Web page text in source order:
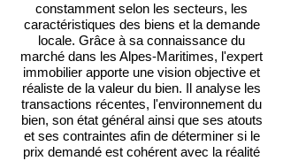
constamment selon les secteurs, les
caractéristiques des biens et la demande
locale. Grâce à sa connaissance du
marché dans les Alpes-Maritimes, l'expert
immobilier apporte une vision objective et
réaliste de la valeur du bien. Il analyse les
transactions récentes, l'environnement du
bien, son état général ainsi que ses atouts
et ses contraintes afin de déterminer si le
prix demandé est cohérent avec la réalité